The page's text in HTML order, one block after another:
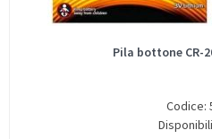
Pila bottone CR-
Codice: